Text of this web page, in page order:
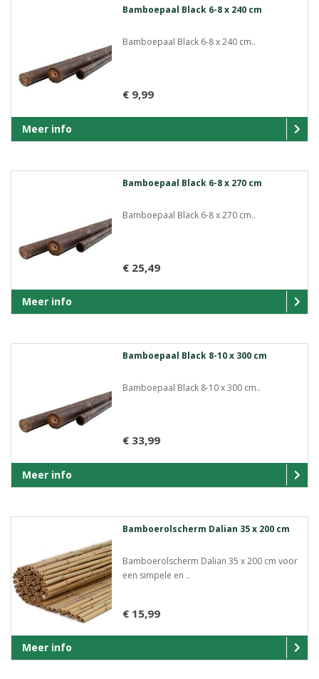
Bamboepaal Black 6-8 x 240 cm
Bamboepaal Black 6-8 x 240 cm..
€ 9,99
Meer info
Bamboepaal Black 6-8 x 270 cm
Bamboepaal Black 6-8 x 270 cm..
€ 25,49
Meer info
Bamboepaal Black 8-10 x 300 cm
Bamboepaal Black 8-10 x 300 cm..
€ 33,99
Meer info
Bamboerolscherm Dalian 35 x 200 cm
Bamboerolscherm Dalian 35 x 200 cm voor
een simpele en ..
€ 15,99
Meer info